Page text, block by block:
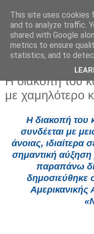
Δευτέρα 25 Μαΐου
Η διακοπή του
με χαμηλότερο
Η διακοπή του
συνδέεται με
άνοιας,
σημαντική
παραπάνω
δημοσιεύθηκε
Αμερικανικής
This site uses cookies
and to analyze traffic.
shared with Google
metrics to ensure
statistics, and to